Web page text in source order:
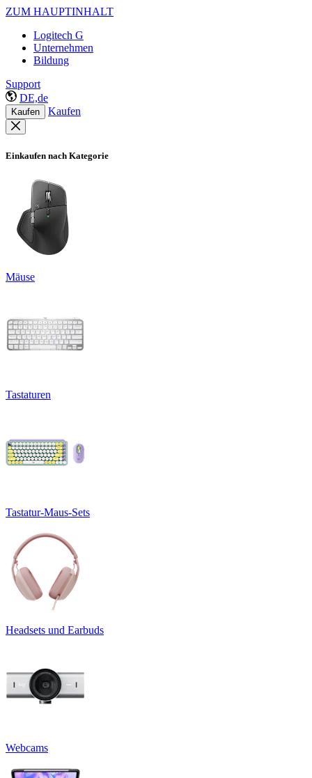
ZUM HAUPTINHALT
Logitech G
Unternehmen
Bildung
Support
DE,de
Kaufen Kaufen
Einkaufen nach Kategorie
Mäuse
Tastaturen
Tastatur-Maus-Sets
Headsets und Earbuds
Webcams